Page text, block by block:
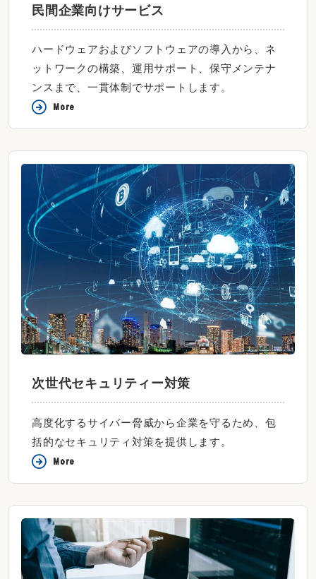
民間企業向けサービス
ハードウェアおよびソフトウェアの導入から、ネ
ットワークの構築、運用サポート、保守メンテナ
ンスまで、一貫体制でサポートします。
More
次世代セキュリティー対策
高度化するサイバー脅威から企業を守るため、包
括的なセキュリティ対策を提供します。
More